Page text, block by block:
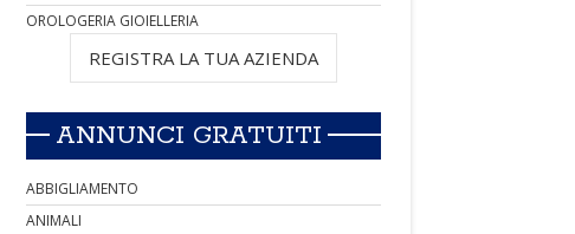
OROLOGERIA GIOIELLERIA
REGISTRA LA TUA AZIENDA
ANNUNCI GRATUITI
ABBIGLIAMENTO
ANIMALI